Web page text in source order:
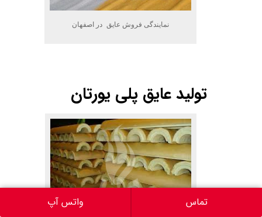
نمایندگی فروش عایق در اصفهان
تولید عایق پلی یورتان
تماس واتس آپ